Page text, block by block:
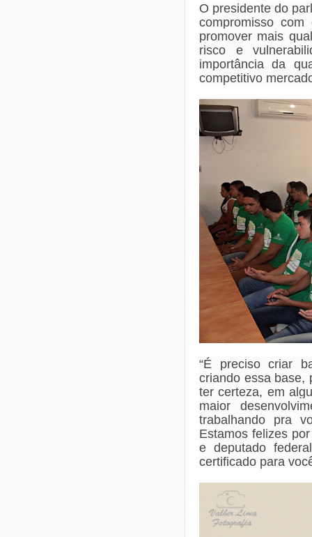
O presidente do
compromisso
promover mais
risco e
importância da
competitivo
“É preciso criar
criando essa base,
ter certeza, em
maior
trabalhando pra
Estamos felizes
e deputado
certificado para